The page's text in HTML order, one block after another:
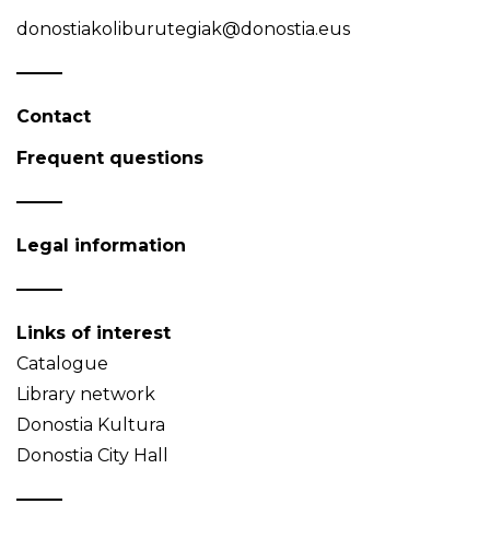
donostiakoliburutegiak@donostia.eus
Contact
Frequent questions
Legal information
Links of interest
Catalogue
Library network
Donostia Kultura
Donostia City Hall